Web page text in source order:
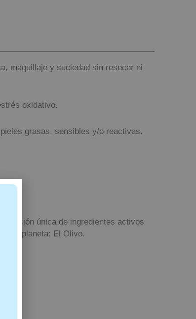
maquillaje y suciedad sin resecar ni
oxidativo.
grasas, sensibles y/o reactivas.
única de ingredientes activos
del planeta: El Olivo.